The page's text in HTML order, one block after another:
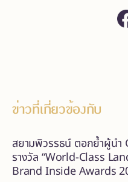
ข่าวที่เกี่ยวข้องกับ
สยามพิวรรธน์ ตอกย้ำผู้น
รางวัล “World-Class
Brand Inside Awards